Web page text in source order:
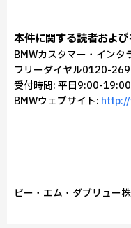
本件に関する読者およ
BMWカスタマー・インタ
フリーダイヤル0120-
受付時間: 平日9:00-
BMWウェブサイト:
ビー・エム・ダブリュー